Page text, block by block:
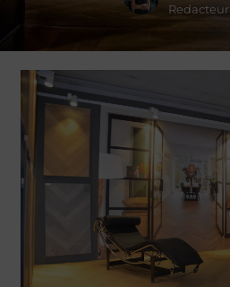
Redacteur